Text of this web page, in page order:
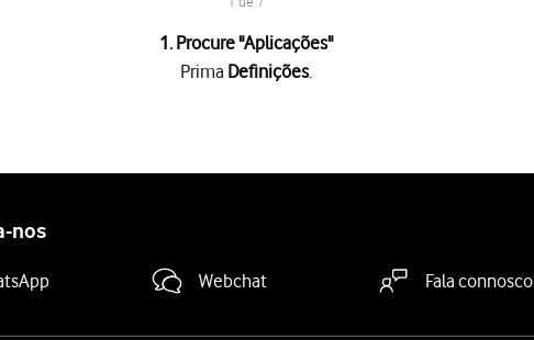
1. Procure "Aplicações"
Prima Definições.
deslize o dedo de baixo para cima a partir da base do ecrã.
nos
Webchat Fala connosco